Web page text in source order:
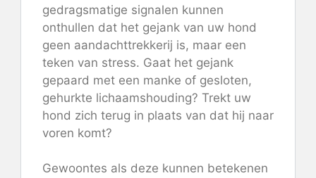
gedragsmatige signalen kunnen
onthullen dat het gejank van uw hond
geen aandachttrekkerij is, maar een
teken van stress. Gaat het gejank
gepaard met een manke of gesloten,
gehurkte lichaamshouding? Trekt uw
hond zich terug in plaats van dat hij naar
voren komt?
Gewoontes als deze kunnen betekenen